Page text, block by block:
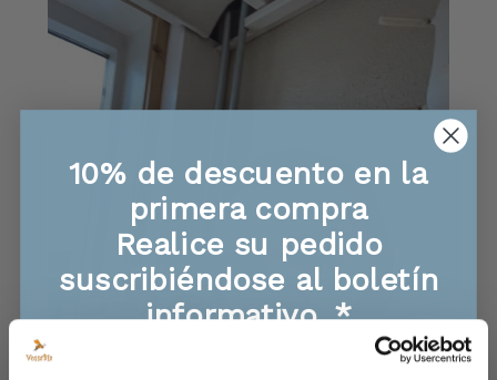
10% de descuento en la
primera compra
Realice su pedido
suscribiéndose al boletín
informativo. *
🐝 Ofertas exclusivas, información sobre